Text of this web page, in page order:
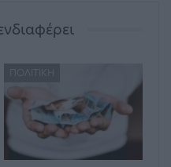
ΠΟΛΙΤΙΚΉ